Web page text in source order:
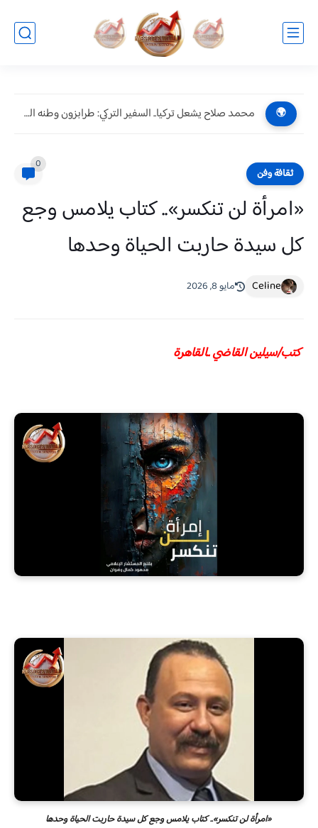
🌍 محمد صلاح يشعل تركيا.. السفير التركي: طرابزون وطنه الثاني وصفقته...
ثقافة وفن
0
«امرأة لن تنكسر».. كتاب يلامس وجع
كل سيدة حاربت الحياة وحدها
Celine مايو 8, 2026
كتب/سيلين القاضي ـالقاهرة
«امرأة لن تنكسر».. كتاب يلامس وجع كل سيدة حاربت الحياة وحدها